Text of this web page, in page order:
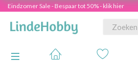
Eindzomer Sale - Bespaar tot 50% - klik hier
Navigatie in-/uitschakelen